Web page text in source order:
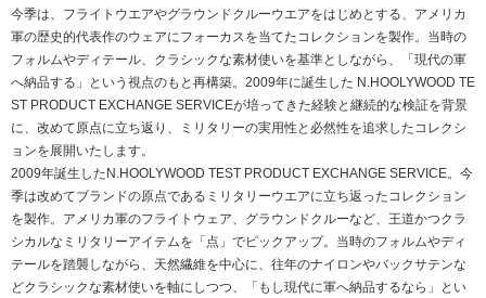
今季は、フライトウエアやグラウンドクルーウエアをはじめとする、アメリカ
軍の歴史的代表作のウェアにフォーカスを当てたコレクションを製作。当時の
フォルムやディテール、クラシックな素材使いを基準としながら、「現代の軍
へ納品する」という視点のもと再構築。2009年に誕生した N.HOOLYWOOD TE
ST PRODUCT EXCHANGE SERVICEが培ってきた経験と継続的な検証を背景
に、改めて原点に立ち返り、ミリタリーの実用性と必然性を追求したコレクシ
ョンを展開いたします。
2009年誕生したN.HOOLYWOOD TEST PRODUCT EXCHANGE SERVICE。今
季は改めてブランドの原点であるミリタリーウエアに立ち返ったコレクション
を製作。アメリカ軍のフライトウェア、グラウンドクルーなど、王道かつクラ
シカルなミリタリーアイテムを「点」でピックアップ。当時のフォルムやディ
テールを踏襲しながら、天然繊維を中心に、往年のナイロンやバックサテンな
どクラシックな素材使いを軸にしつつ、「もし現代に軍へ納品するなら」とい